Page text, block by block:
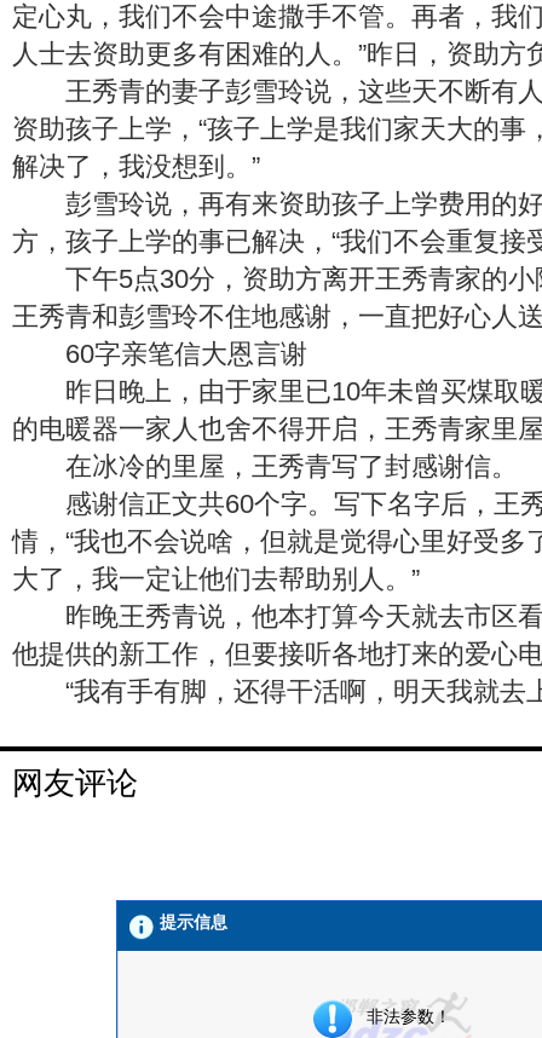
定心丸，我们不会中途撒手不管。再者，我
人士去资助更多有困难的人。”昨日，资助方
王秀青的妻子彭雪玲说，这些天不断有
资助孩子上学，“孩子上学是我们家天大的事
解决了，我没想到。”
彭雪玲说，再有来资助孩子上学费用的
方，孩子上学的事已解决，“我们不会重复接
下午5点30分，资助方离开王秀青家的小
王秀青和彭雪玲不住地感谢，一直把好心人
60字亲笔信大恩言谢
昨日晚上，由于家里已10年未曾买煤取
的电暖器一家人也舍不得开启，王秀青家里
在冰冷的里屋，王秀青写了封感谢信。
感谢信正文共60个字。写下名字后，王
情，“我也不会说啥，但就是觉得心里好受多
大了，我一定让他们去帮助别人。”
昨晚王秀青说，他本打算今天就去市区
他提供的新工作，但要接听各地打来的爱心
“我有手有脚，还得干活啊，明天我就去
网友评论